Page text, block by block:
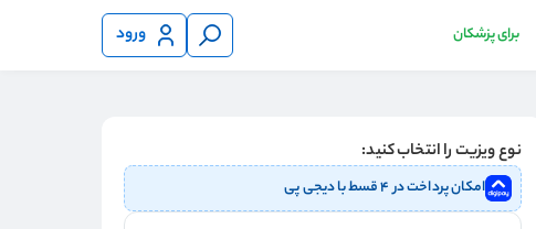
ورود برای پزشکان
نوع ویزیت را انتخاب کنید:
امکان پرداخت در ۴ قسط با دیجی پی